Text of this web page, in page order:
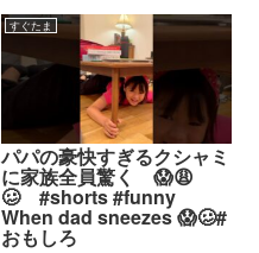
すぐたま
パパの豪快すぎるクシャミ
に家族全員驚く 😱😩
🥴 #shorts #funny
When dad sneezes 😱🥴#
おもしろ